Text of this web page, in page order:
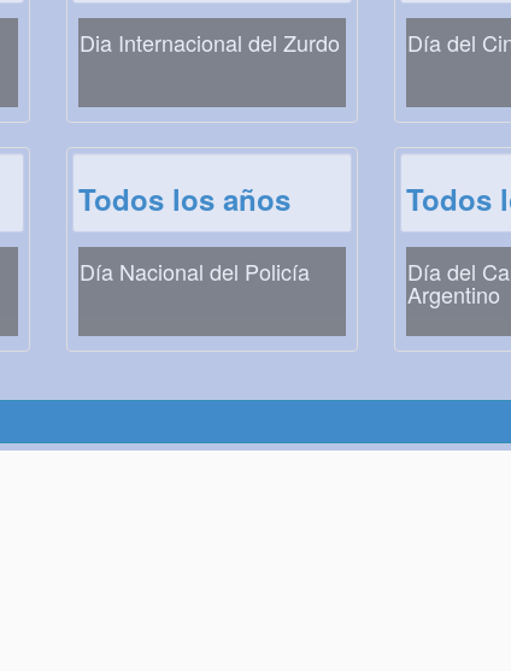
Dia Internacional del Zurdo Día del
Todos los años
Día Nacional del Policía
Todos
Día del
Argentino